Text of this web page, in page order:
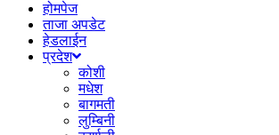
होमपेज
ताजा अपडेट
हेडलाईन
प्रदेश
कोशी
मधेश
बागमती
लुम्बिनी